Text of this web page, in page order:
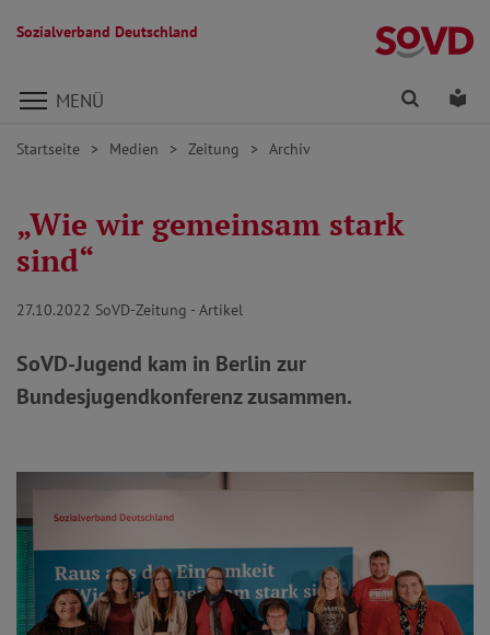
Sozialverband Deutschland
Direkt zu den Inhalten springen
MENÜ Finden
Startseite Medien Zeitung Archiv
„Wie wir gemeinsam stark
sind“
27.10.2022 SoVD-Zeitung - Artikel
SoVD-Jugend kam in Berlin zur
Bundesjugendkonferenz zusammen.